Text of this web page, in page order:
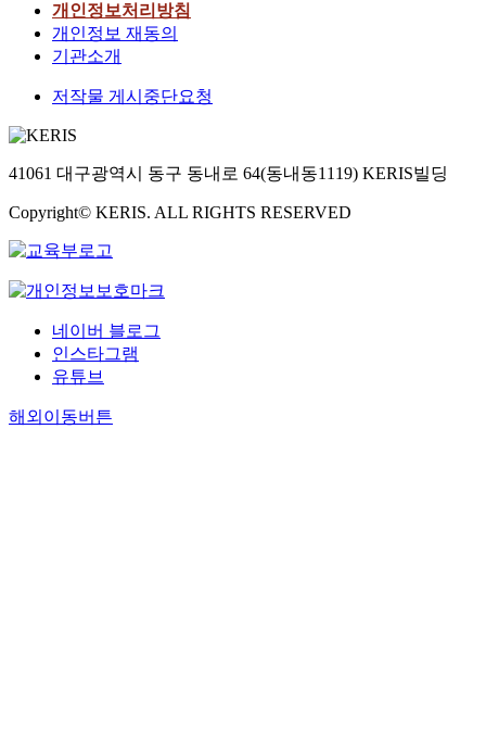
개인정보처리방침
개인정보 재동의
기관소개
저작물 게시중단요청
41061 대구광역시 동구 동내로 64(동내동1119) KERIS빌딩
Copyright© KERIS. ALL RIGHTS RESERVED
네이버 블로그
인스타그램
유튜브
해외이동버튼